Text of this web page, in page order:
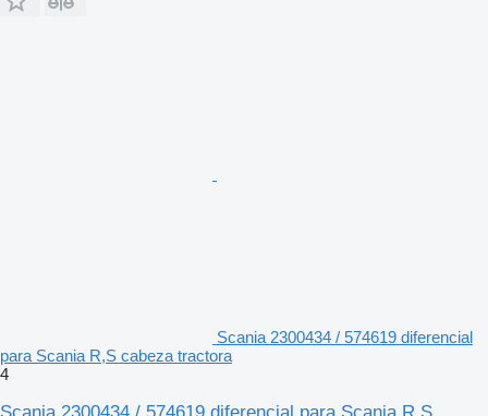
Scania 2300434 / 574619 diferencial
para Scania R,S cabeza tractora
4